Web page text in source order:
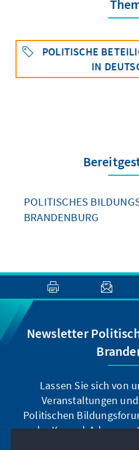
POLITISCHE
IN
POLITISCHES
BRANDENBURG
Newsletter
Lassen Sie sich von
Veranstaltungen
Politischen
der Konrad-